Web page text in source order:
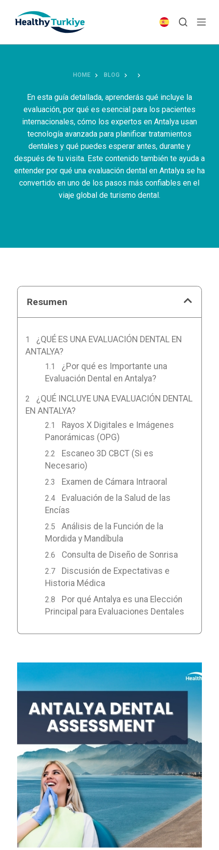
p
HOME BLOG
En esta guía detallada, aprenderás qué incluye la
evaluación, por qué es esencial para los pacientes
internacionales, cómo los expertos en Antalya usan
tecnología avanzada para planificar tratamientos
dentales y qué puedes esperar antes, durante y
después de tu visita. Este contenido también te ayuda a
entender por qué una evaluación dental en Antalya se ha
convertido en uno de los pasos más confiables en el
viaje global de turismo dental.
Resumen
¿QUÉ ES UNA EVALUACIÓN DENTAL EN
ANTALYA?
¿Por qué es Importante una
Evaluación Dental en Antalya?
¿QUÉ INCLUYE UNA EVALUACIÓN DENTAL
EN ANTALYA?
Rayos X Digitales e Imágenes
Panorámicas (OPG)
Escaneo 3D CBCT (Si es
Necesario)
Examen de Cámara Intraoral
Evaluación de la Salud de las
Encías
Análisis de la Función de la
Mordida y Mandíbula
Consulta de Diseño de Sonrisa
Discusión de Expectativas e
Historia Médica
Por qué Antalya es una Elección
Principal para Evaluaciones Dentales